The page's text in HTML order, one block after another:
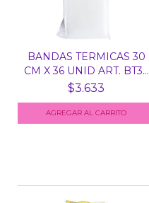
BANDAS TERMICAS 30
CM X 36 UNID ART. BT3...
$3.633